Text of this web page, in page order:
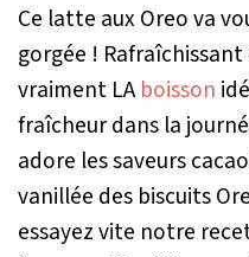
Ce latte aux Oreo va
gorgée !
vraiment LAboisson
fraîcheur dans la
adore les saveurs
vanillée des biscuits
essayez vite notre